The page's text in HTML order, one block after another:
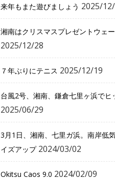
来年もまた遊びましょう 2025/
湘南はクリスマスプレゼントウェー
2025/12/28
７年ぶりにテニス 2025/12/19
台風2号、湘南、鎌倉七里ヶ浜でヒ
2025/06/29
3月1日、湘南、七里ガ浜。南岸低
イズアップ 2024/03/02
Okitsu Caos 9.0 2024/02/09